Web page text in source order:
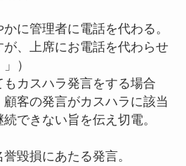
に管理者に電話を代わる。
が、上席にお電話を代わらせ
）
カスハラ発言をする場合
顧客の発言がカスハラに該当
できない旨を伝え切電。
毀損にあたる発言。